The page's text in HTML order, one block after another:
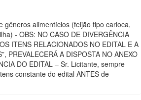
gêneros alimentícios (feijão tipo carioca,
- OBS: NO CASO DE DIVERGÊNCIA
ITENS RELACIONADOS NO EDITAL E A
PREVALECERÁ A DISPOSTA NO ANEXO
DO EDITAL – Sr. Licitante, sempre
constante do edital ANTES de